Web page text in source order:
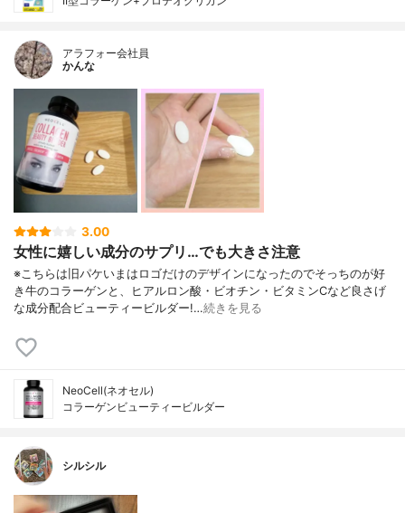
アラフォー会社員
かんな
3.00
女性に嬉しい成分のサプリ…でも大きさ注意
※こちらは旧パケいまはロゴだけのデザインになったのでそっちのが好
き牛のコラーゲンと、ヒアルロン酸・ビオチン・ビタミンCなど良さげ
な成分配合ビューティービルダー!…続きを見る
NeoCell(ネオセル)
コラーゲンビューティービルダー
シルシル